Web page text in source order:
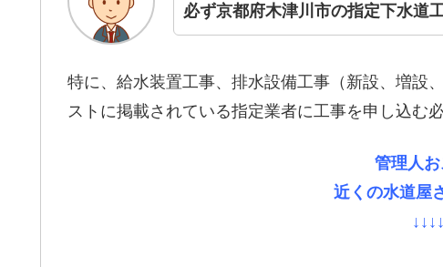
必ず京都府木津川市の指定下水道
特に、給水装置工事、排水設備工事（新設、増設
ストに掲載されている指定業者に工事を申し込む
管理人
近くの水道屋